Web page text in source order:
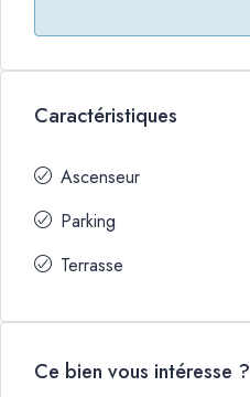
Caractéristiques
Ascenseur
Parking
Terrasse
Ce bien vous intéresse ?